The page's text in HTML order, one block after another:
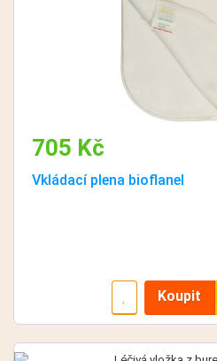
705 Kč
Vkládací plena bioflanel
Koupit